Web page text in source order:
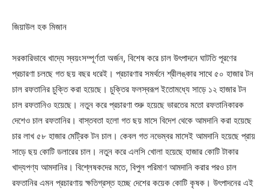
জিয়াউল হক মিজান
সরকারিভাবে খাদ্যে স্বয়ংসম্পূর্ণতা অর্জন, বিশেষ করে চাল উৎপাদনে ঘাটতি পূরণের
প্রচারণা চলছে গত ছয় বছর ধরেই। প্রচারণার সমর্থনে শ্রীলঙ্কার সাথে ৫০ হাজার টন
চাল রফতানির চুক্তি করা হয়েছে। চুক্তির ফলস্বরূপ ইতোমধ্যে সাড়ে ১২ হাজার টন
চাল রফতানিও হয়েছে। নতুন করে প্রচারণা শুরু হয়েছে ভারতের মতো রফতানিকারক
দেশেও চাল রফতানির। বাস্তবতা হলো গত ছয় মাসে বিদেশ থেকে আমদানি করা হয়েছে
চার লাখ ৫৮ হাজার মেট্রিক টন চাল। কেবল গত নভেম্বর মাসেই আমদানি হয়েছে প্রায়
সাড়ে ছয় কোটি ডলারের চাল। নতুন করে এলসি খোলা হয়েছে হাজার কোটি টাকার
খাদ্যপণ্য আমদানির। বিশ্লেষকদের মতে, বিপুল পরিমাণ আমদানি করার পরও চাল
রফতানির এমন প্রচারণায় ক্ষতিগ্রস্ত হচ্ছে দেশের কয়েক কোটি কৃষক। উৎপাদনের এই